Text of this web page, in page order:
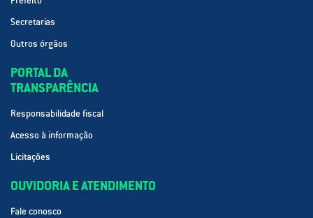
Secretarias
Outros órgãos
PORTAL DA
TRANSPARÊNCIA
Responsabilidade fiscal
Acesso à informação
Licitações
OUVIDORIA E ATENDIMENTO
Fale conosco